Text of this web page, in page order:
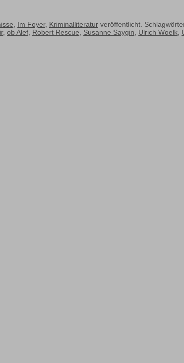
, Im Foyer, Kriminalliteratur veröffentlicht.
, ob Alef, Robert Rescue, Susanne Saygin, Ulrich Woelk,